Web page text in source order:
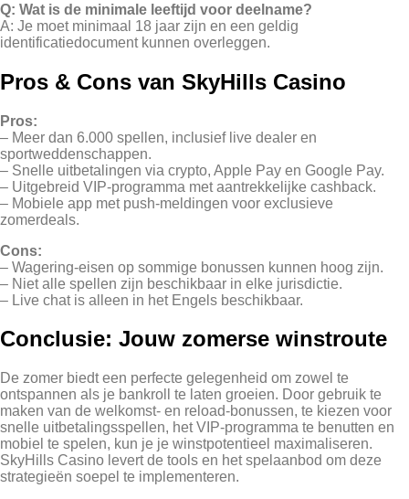
Q: Wat is de minimale leeftijd voor deelname?
A: Je moet minimaal 18 jaar zijn en een geldig
identificatiedocument kunnen overleggen.
Pros & Cons van SkyHills Casino
Pros:
– Meer dan 6.000 spellen, inclusief live dealer en
sportweddenschappen.
– Snelle uitbetalingen via crypto, Apple Pay en Google Pay.
– Uitgebreid VIP‑programma met aantrekkelijke cashback.
– Mobiele app met push‑meldingen voor exclusieve
zomerdeals.
Cons:
– Wagering‑eisen op sommige bonussen kunnen hoog zijn.
– Niet alle spellen zijn beschikbaar in elke jurisdictie.
– Live chat is alleen in het Engels beschikbaar.
Conclusie: Jouw zomerse winstroute
De zomer biedt een perfecte gelegenheid om zowel te
ontspannen als je bankroll te laten groeien. Door gebruik te
maken van de welkomst‑ en reload‑bonussen, te kiezen voor
snelle uitbetalingsspellen, het VIP‑programma te benutten en
mobiel te spelen, kun je je winstpotentieel maximaliseren.
SkyHills Casino levert de tools en het spelaanbod om deze
strategieën soepel te implementeren.